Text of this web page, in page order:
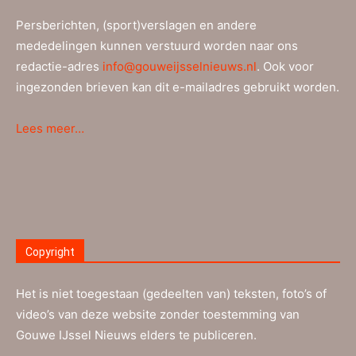
Persberichten, (sport)verslagen en andere
mededelingen kunnen verstuurd worden naar ons
redactie-adres info@gouweijsselnieuws.nl. Ook voor
ingezonden brieven kan dit e-mailadres gebruikt worden.
Lees meer…
Copyright
Het is niet toegestaan (gedeelten van) teksten, foto’s of
video’s van deze website zonder toestemming van
Gouwe IJssel Nieuws elders te publiceren.